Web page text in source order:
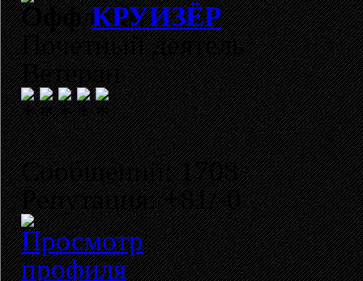
КРУИЗЁР
Почетный деятель
Ветеран
Сообщений: 1708
Репутация: +81/-0